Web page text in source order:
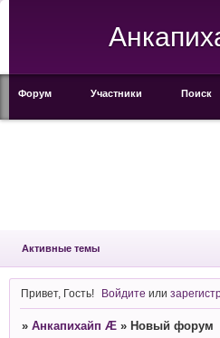
Форум Участники Поиск
Активные темы
Привет, Гость! Войдите или
» Анкапихайп Æ » Новый форум